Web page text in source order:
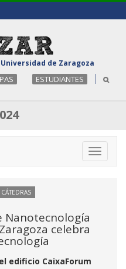
Universidad de Zaragoza
ESTUDIANTES
Toggle
CÁTEDRAS
Nanotecnología
celebra
edificio CaixaForum